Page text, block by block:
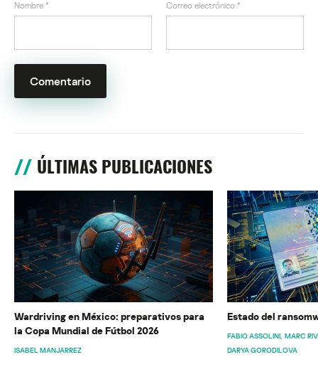
Nombre * Correo electrónico *
ÚLTIMAS PUBLICACIONES
Wardriving en México: preparativos para
la Copa Mundial de Fútbol 2026
ISABEL MANJARREZ
Estado del
FABIO ASSOLINI MARC
DARYA GORODILOVA